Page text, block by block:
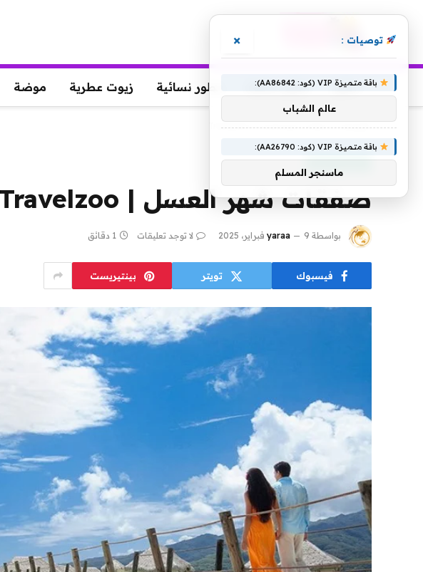
عطور عطور رجالية عطور نسائية زيوت عطرية موضة
الرئيسية »صفقات شهر العسل | Travelzoo
صفقات شهر العسل | Travelzoo
بواسطة yaraa 9 فبراير، 2025 لا توجد تعليقات 1 دقائق
فيسبوك تويتر بينتيريست
توصيات : ×
باقة متميزة VIP (كود: AA86842):
عالم الشباب
باقة متميزة VIP (كود: AA26790):
ماسنجر المسلم